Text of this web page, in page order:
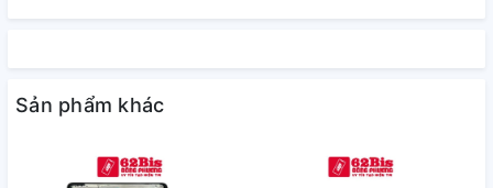
Sản phẩm khác